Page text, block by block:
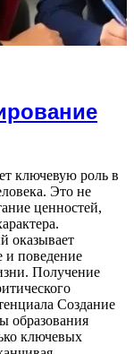
ключевую роль в
Это не
ценностей,
оказывает
и поведение
Получение
Создание
образования
ключевых